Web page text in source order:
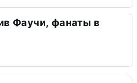
Фаучи, фанаты в